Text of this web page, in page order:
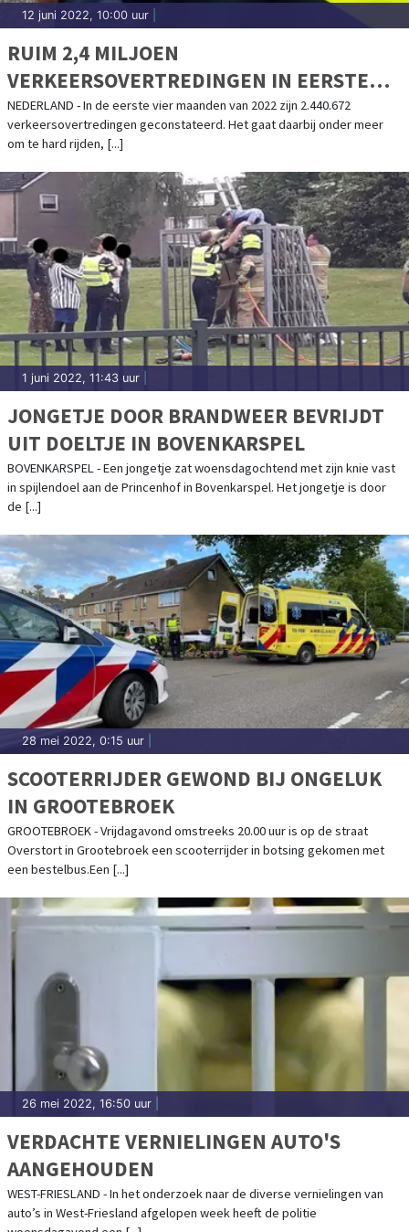
12 juni 2022, 10:00 uur
RUIM 2,4 MILJOEN
VERKEERSOVERTREDINGEN IN EERSTE
VIER MAANDEN 2022
NEDERLAND - In de eerste vier maanden van 2022 zijn 2.440.672
verkeersovertredingen geconstateerd. Het gaat daarbij onder meer
om te hard rijden, [...]
1 juni 2022, 11:43 uur
JONGETJE DOOR BRANDWEER BEVRIJDT
UIT DOELTJE IN BOVENKARSPEL
BOVENKARSPEL - Een jongetje zat woensdagochtend met zijn knie vast
in spijlendoel aan de Princenhof in Bovenkarspel. Het jongetje is door
de [...]
28 mei 2022, 0:15 uur
SCOOTERRIJDER GEWOND BIJ ONGELUK
IN GROOTEBROEK
GROOTEBROEK - Vrijdagavond omstreeks 20.00 uur is op de straat
Overstort in Grootebroek een scooterrijder in botsing gekomen met
een bestelbus.Een [...]
26 mei 2022, 16:50 uur
VERDACHTE VERNIELINGEN AUTO'S
AANGEHOUDEN
WEST-FRIESLAND - In het onderzoek naar de diverse vernielingen van
auto’s in West-Friesland afgelopen week heeft de politie